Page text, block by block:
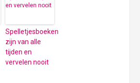
Spelletjesboeken
zijn van alle
tijden en
vervelen nooit